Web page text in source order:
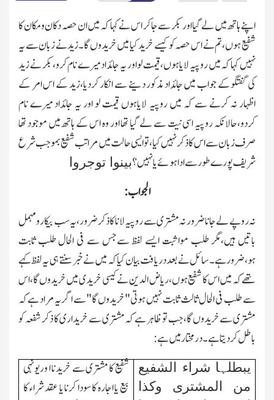
اپنے ہاتھ میں لے گیا اور بکر سے جاکر اس نے کہا کہ میں ان حصہ دکان ومکان کا
شفیع ہوں،تم نے اس حصہ کو کیسے خریدکیا میں خریدوں گا۔زیدنے زبان سے یہ
نہیں کہا کہ میں روپیہ لایاہوں،قیمت لو اور یہ جائداد میرے نام کرو،بکر نے زید
کی گفتگو کے جواب میں جائداد مذکور دینے سے انکار کردیا،زید کے اس امر کے
اظہار نہ کرنے سے کہ میں روپیہ لایاہوں قیمت لو اور یہ جائداد میرے نام
کردو،حالانکہ روپیہ اسی نیت سے لے گیا تھا اور وہ اس کے ہاتھ میں موجود تھا
صرف زبان سے اس کا ذکر نہیں کیا،تو ایسی حالت میں مراتب شفیع بموجب شرع
شریف پورے طور سے ادا ہوئے یانہیں؟بینوا توجروا
الجواب:
نہ روپے لے جانا ضرور نہ مشتری سے روپیہ لانا کاذکر ضرور،یہ سب بیکار ومہمل
باتیں ہیں،مگر طلب مواثبت ایسے لفظ سےجس سے فی الحال طلب ثابت
ہو،ضرور ہے۔سائل نے بعد دریافت بیان کیا کہ میں نے خبر سنتے ہی یہ لفظ کہے
تھےکہ میں اس کا شفیع ہوں،ریاض الدین نے کیسی خریدی میں خریدوں گا،اس
سے طلب فی الحال ثالث ثابت نہیں ہوتی"خریدوں گا"سے اگر یہ مراد ہےکہ
مشتری سےخریدوں گا،جب تو ظاہر ہے کہ مشتری سے خریداری کا ذکر شفعہ کو
باطل کردیتاہے۔درمختارمیں ہے:
یبطلہا شراء الشفیع
من المشتری وکذا
شفیع کا مشتری سے خریدنا ا وریونہی
بیع یا اجارہ کا سودا کرنا یا عقد شراء کا